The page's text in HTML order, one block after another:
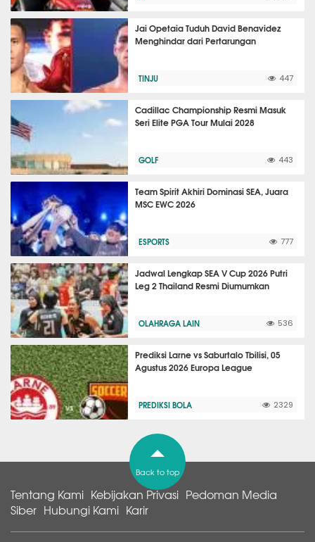
Jai Opetaia Tuduh David Benavidez
Menghindar dari Pertarungan
TINJU 447
Cadillac Championship Resmi Masuk
Seri Elite PGA Tour Mulai 2028
GOLF 443
Team Spirit Akhiri Dominasi SEA, Juara
MSC EWC 2026
ESPORTS 777
Jadwal Lengkap SEA V Cup 2026 Putri
Leg 2 Thailand Resmi Diumumkan
OLAHRAGA LAIN 536
Prediksi Larne vs Saburtalo Tbilisi, 05
Agustus 2026 Europa League
PREDIKSI BOLA 2329
Back to top
Tentang Kami Kebijakan Privasi Pedoman Media
Siber Hubungi Kami Karir